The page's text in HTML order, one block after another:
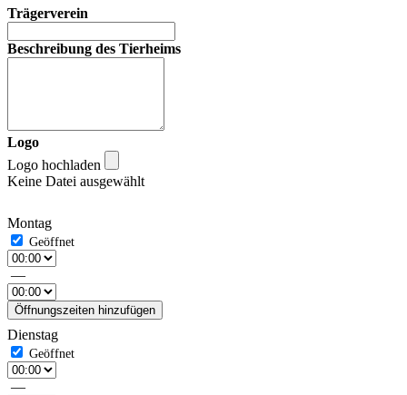
Trägerverein
Beschreibung des Tierheims
Logo
Logo hochladen
Keine Datei ausgewählt
Montag
—
Öffnungszeiten hinzufügen
Dienstag
—